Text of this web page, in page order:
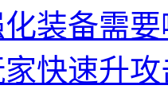
装备需
快速升